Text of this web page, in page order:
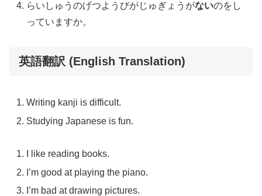
らいしゅうのげつようびがじゅぎょうがないのをし
っていますか。
英語翻訳 (English Translation)
Writing kanji is difficult.
Studying Japanese is fun.
I like reading books.
I’m good at playing the piano.
I’m bad at drawing pictures.